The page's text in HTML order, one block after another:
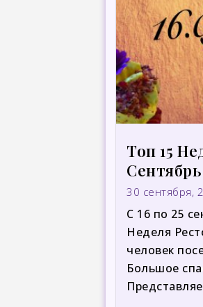
Топ 15
Сентябрь
30 сентября,
С 16 по 25
Неделя
человек
Большое